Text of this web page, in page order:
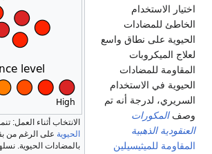
الانتخاب أثناء العمل:
الحيوية على الرغم من
بالمضادات الحيوية.
اختيار الاستخدام
الخاطئ للمضادات
الحيوية على نطاق واسع
لعلاج الميكروبات
المقاومة للمضادات
الحيوية في الاستخدام
السريري، لدرجة أنه تم
وصفالمكورات
العنقودية الذهبية
المقاومة للميثيسيلين